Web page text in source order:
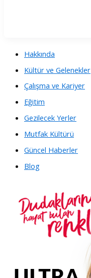
Hakkında
Kültür ve Gelenekler
Çalışma ve Kariyer
Eğitim
Gezilecek Yerler
Mutfak Kültürü
Güncel Haberler
Blog